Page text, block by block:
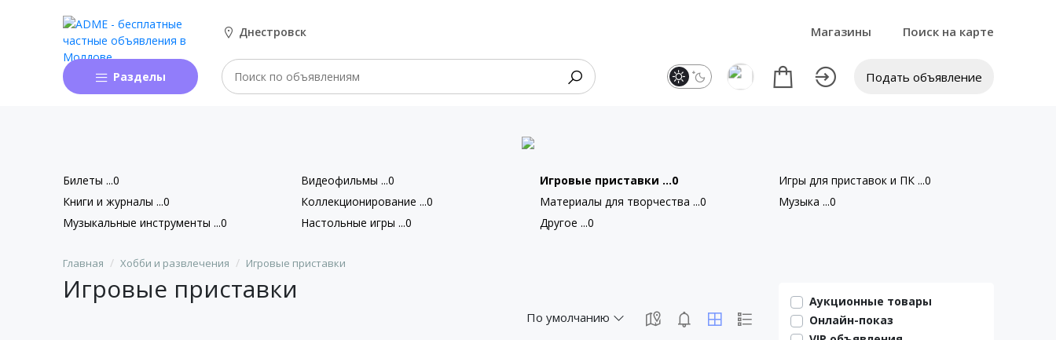
Днестровск Магазины Поиск на карте
Разделы Подать объявление
Билеты ...0 Видеофильмы ...0 Игровые приставки ...0
Игры для приставок и ПК ...0
Книги и журналы ...0
Коллекционирование ...0 Материалы для творчества ...0
Музыка ...0
Музыкальные инструменты ...0
Настольные игры ...0 Другое ...0
Главная Хобби и развлечения Игровые приставки
Игровые приставки
По умолчанию
Аукционные товары
Онлайн-показ